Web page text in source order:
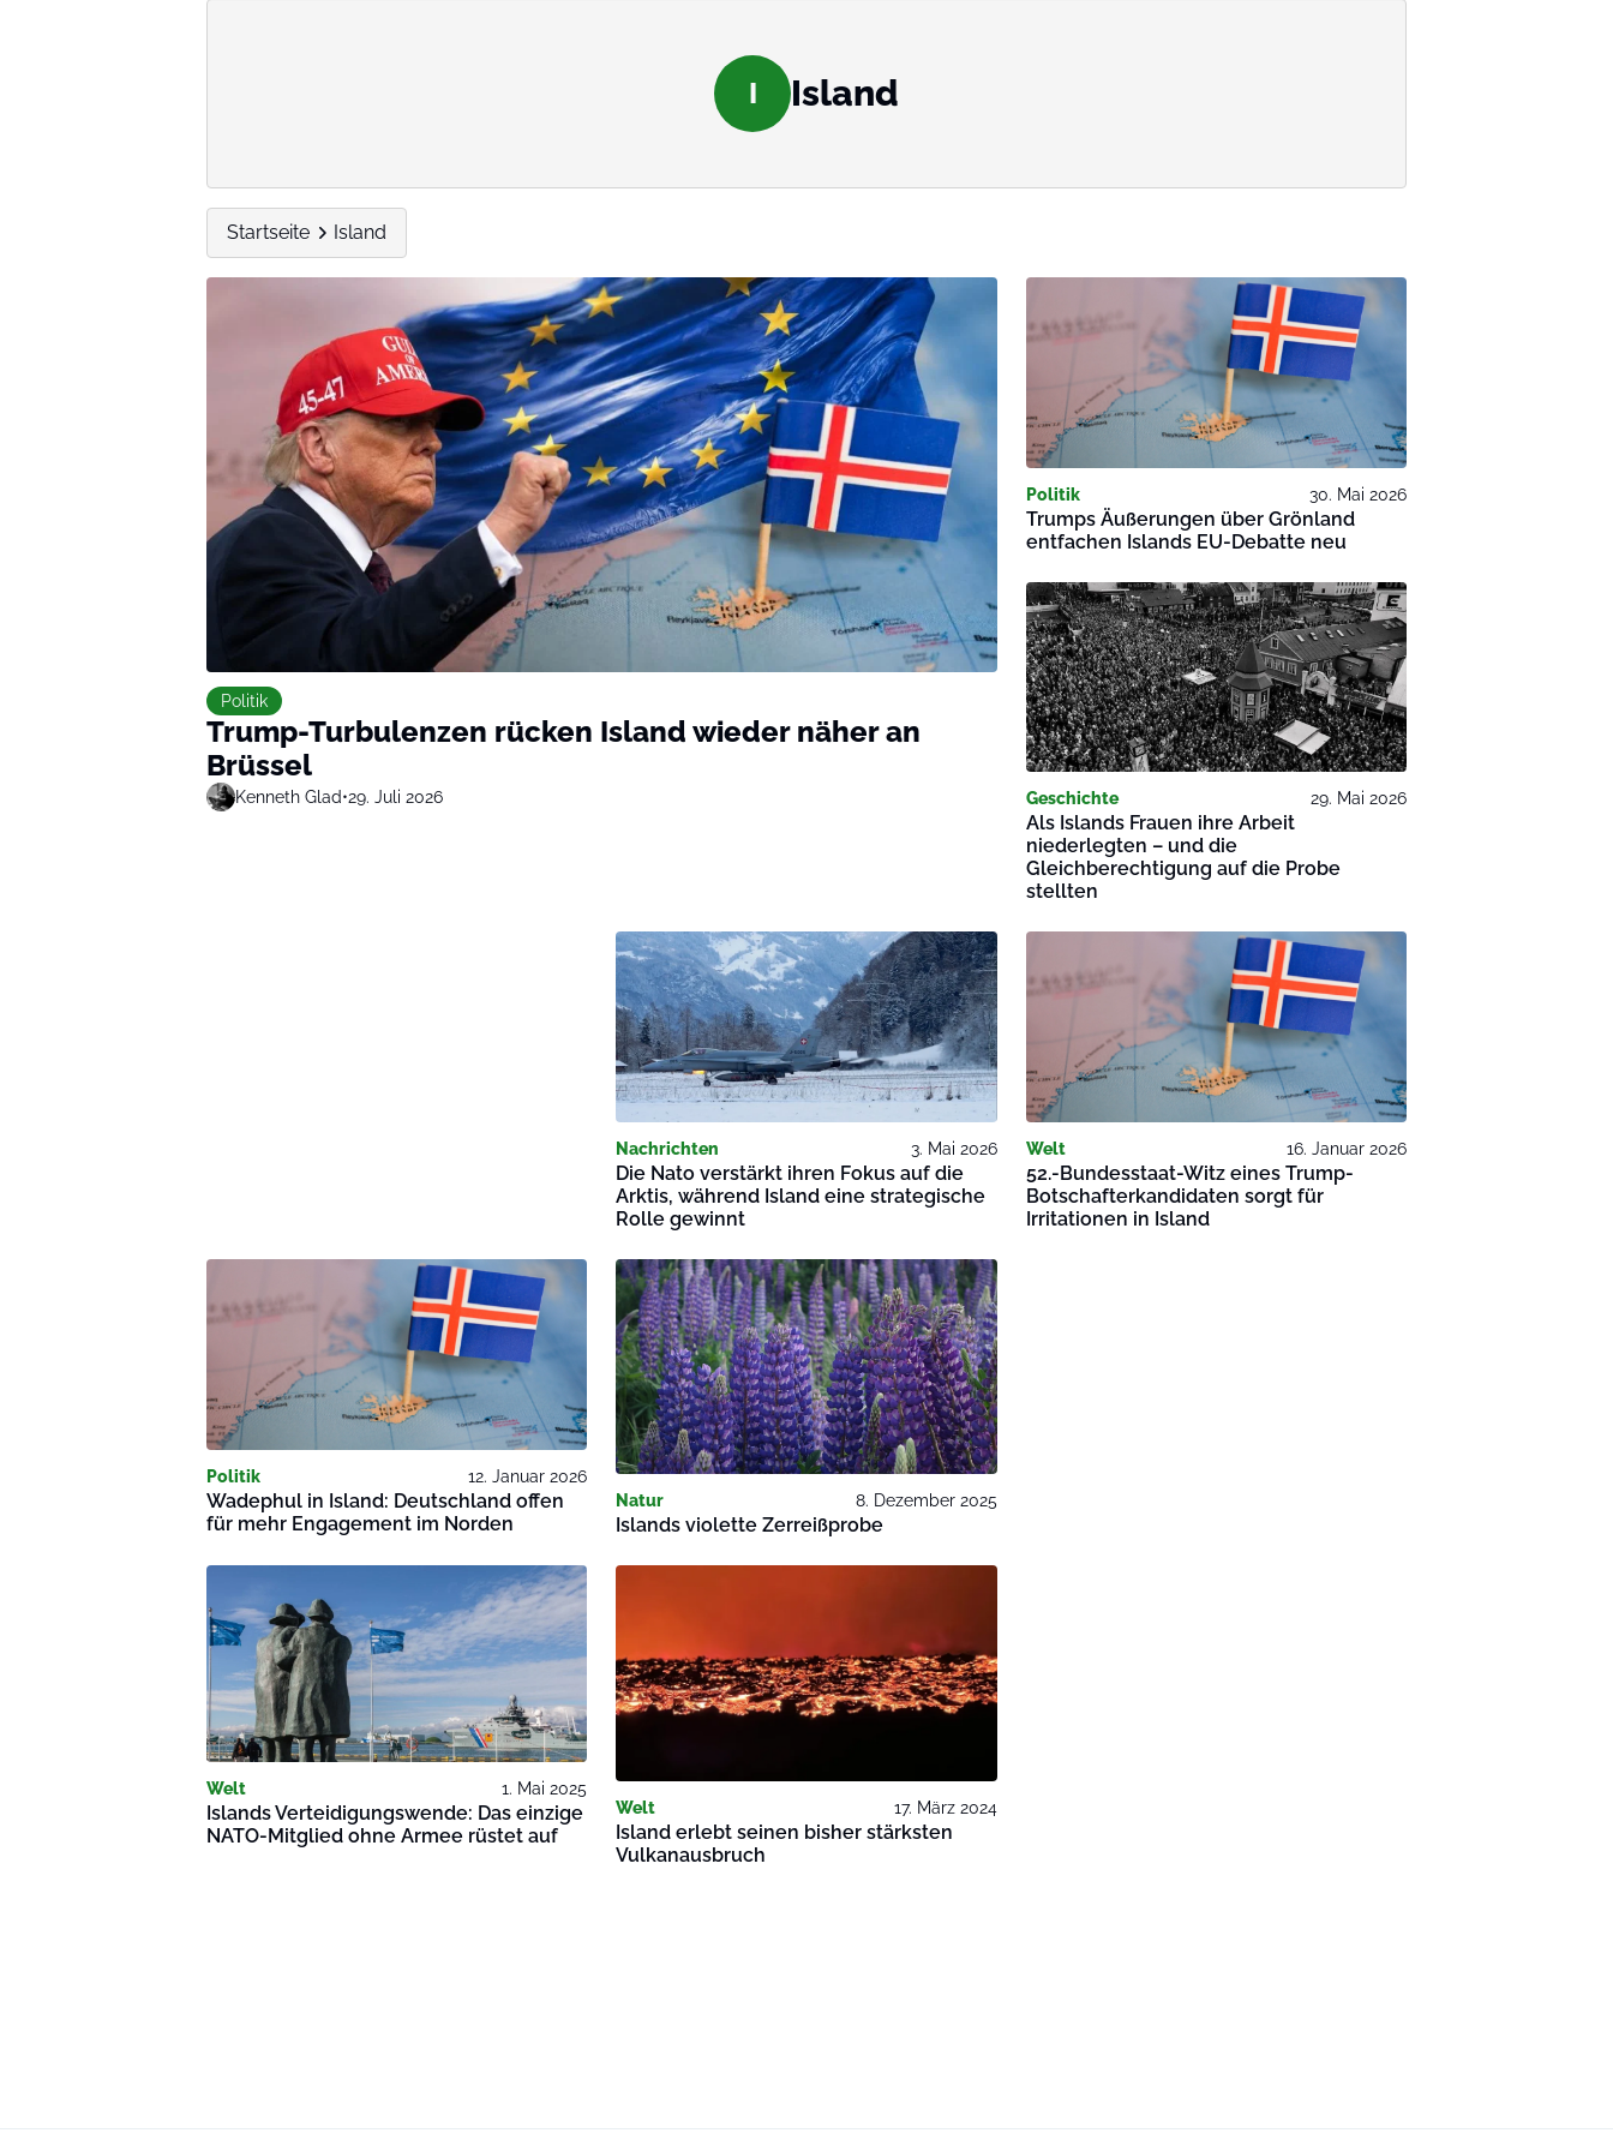
I Island
Startseite Island
Politik
Trump-Turbulenzen rücken Island wieder näher an
Brüssel
Kenneth Glad•29. Juli 2026
Politik 30. Mai 2026
Trumps Äußerungen über Grönland
entfachen Islands EU-Debatte neu
Geschichte 29. Mai 2026
Als Islands Frauen ihre Arbeit
niederlegten – und die
Gleichberechtigung auf die Probe
stellten
Nachrichten 3. Mai 2026
Die Nato verstärkt ihren Fokus auf die
Arktis, während Island eine strategische
Rolle gewinnt
Welt 16. Januar 2026
52.-Bundesstaat-Witz eines Trump-
Botschafterkandidaten sorgt für
Irritationen in Island
Politik 12. Januar 2026
Wadephul in Island: Deutschland offen
für mehr Engagement im Norden
Natur 8. Dezember 2025
Islands violette Zerreißprobe
Welt 1. Mai 2025
Islands Verteidigungswende: Das einzige
NATO-Mitglied ohne Armee rüstet auf
Welt 17. März 2024
Island erlebt seinen bisher stärksten
Vulkanausbruch